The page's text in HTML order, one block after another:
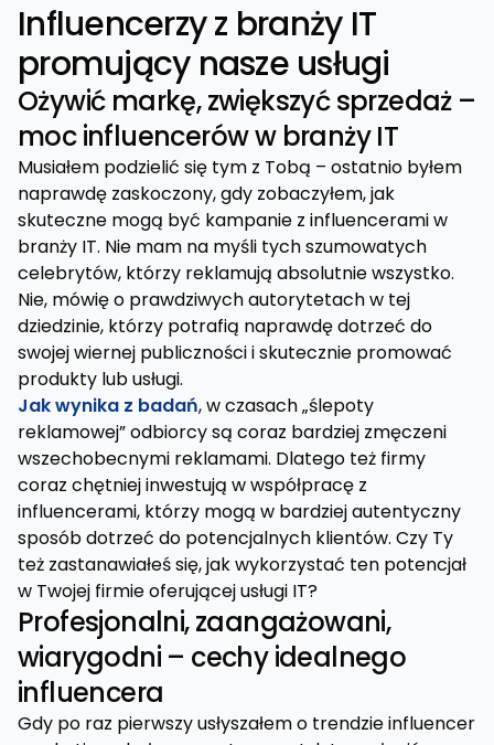
Influencerzy z branży IT
promujący nasze usługi
Ożywić markę, zwiększyć sprzedaż –
moc influencerów w branży IT
Musiałem podzielić się tym z Tobą – ostatnio byłem
naprawdę zaskoczony, gdy zobaczyłem, jak
skuteczne mogą być kampanie z influencerami w
branży IT. Nie mam na myśli tych szumowatych
celebrytów, którzy reklamują absolutnie wszystko.
Nie, mówię o prawdziwych autorytetach w tej
dziedzinie, którzy potrafią naprawdę dotrzeć do
swojej wiernej publiczności i skutecznie promować
produkty lub usługi.
Jak wynika z badań, w czasach „ślepoty
reklamowej” odbiorcy są coraz bardziej zmęczeni
wszechobecnymi reklamami. Dlatego też firmy
coraz chętniej inwestują w współpracę z
influencerami, którzy mogą w bardziej autentyczny
sposób dotrzeć do potencjalnych klientów. Czy Ty
też zastanawiałeś się, jak wykorzystać ten potencjał
w Twojej firmie oferującej usługi IT?
Profesjonalni, zaangażowani,
wiarygodni – cechy idealnego
influencera
Gdy po raz pierwszy usłyszałem o trendzie influencer